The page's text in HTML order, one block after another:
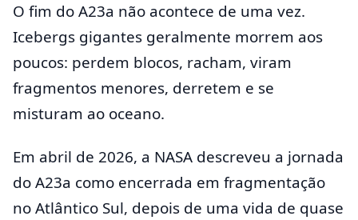
O fim do A23a não acontece de uma vez.
Icebergs gigantes geralmente morrem aos
poucos: perdem blocos, racham, viram
fragmentos menores, derretem e se
misturam ao oceano.
Em abril de 2026, a NASA descreveu a jornada
do A23a como encerrada em fragmentação
no Atlântico Sul, depois de uma vida de quase